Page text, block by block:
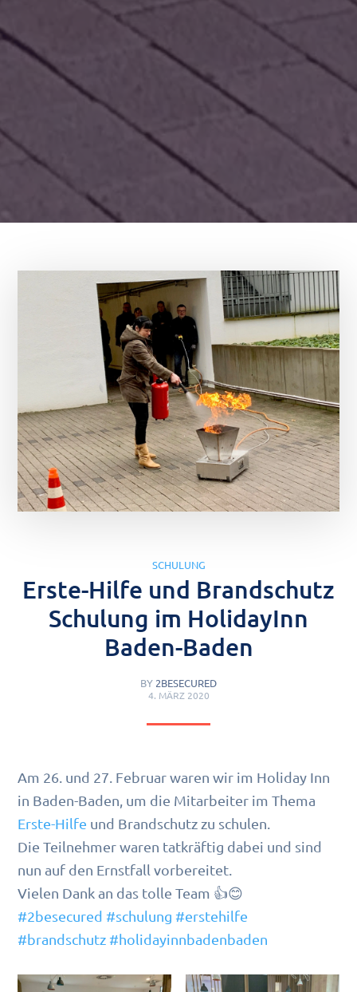
SCHULUNG
Erste-Hilfe und Brandschutz
Schulung im HolidayInn
Baden-Baden
BY 2BESECURED
4. MÄRZ 2020
Am 26. und 27. Februar waren wir im Holiday Inn
in Baden-Baden, um die Mitarbeiter im Thema
Erste-Hilfe und Brandschutz zu schulen.
Die Teilnehmer waren tatkräftig dabei und sind
nun auf den Ernstfall vorbereitet.
Vielen Dank an das tolle Team 👍😊
#2besecured #schulung #erstehilfe
#brandschutz #holidayinnbadenbaden